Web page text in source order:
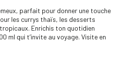
parfait pour donner une touche
les currys thaïs, les desserts
Enrichis ton quotidien
ml qui t’invite au voyage. Visite en